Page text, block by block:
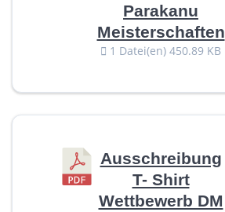
Parakanu
Meisterschaften
1 Datei(en) 450.89 KB
Ausschreibung
T- Shirt
Wettbewerb DM